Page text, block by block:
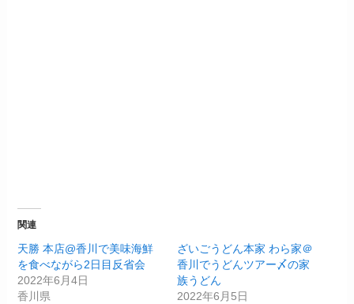
関連
天勝 本店@香川で美味海鮮
を食べながら2日目反省会
2022年6月4日
香川県
ざいごうどん本家 わら家＠
香川でうどんツアー〆の家
族うどん
2022年6月5日